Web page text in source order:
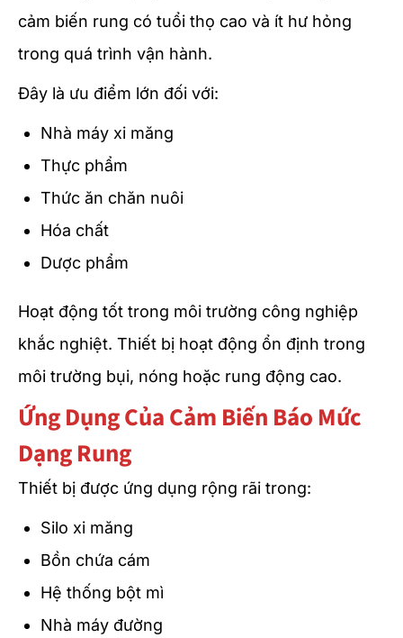
cảm biến rung có tuổi thọ cao và ít hư hỏng
trong quá trình vận hành.
Đây là ưu điểm lớn đối với:
Nhà máy xi măng
Thực phẩm
Thức ăn chăn nuôi
Hóa chất
Dược phẩm
Hoạt động tốt trong môi trường công nghiệp
khắc nghiệt. Thiết bị hoạt động ổn định trong
môi trường bụi, nóng hoặc rung động cao.
Ứng Dụng Của Cảm Biến Báo Mức
Dạng Rung
Thiết bị được ứng dụng rộng rãi trong:
Silo xi măng
Bồn chứa cám
Hệ thống bột mì
Nhà máy đường